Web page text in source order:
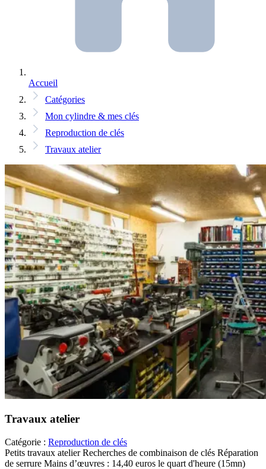
Accueil
Catégories
Mon cylindre & mes clés
Reproduction de clés
Travaux atelier
Travaux atelier
Catégorie : Reproduction de clés
Petits travaux atelier Recherches de combinaison de clés Réparation
de serrure Mains d’œuvres : 14,40 euros le quart d'heure (15mn)